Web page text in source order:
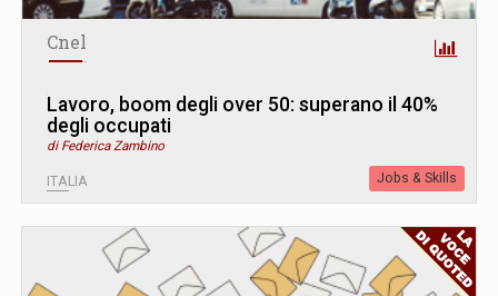
Cnel
Lavoro, boom degli over 50: superano il 40%
degli occupati
di Federica Zambino
ITALIA Jobs & Skills